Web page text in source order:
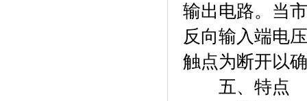
输出电路。当
反向输入端电
触点为断开以
五、特点